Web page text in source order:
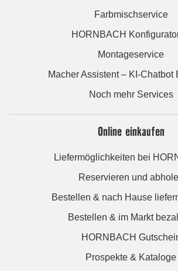
Farbmischservice
HORNBACH
Montageservice
Macher Assistent – KI-Chatbot
Noch mehr Services
Online einkaufen
Liefermöglichkeiten bei
Reservieren und
Bestellen & nach Hause
Bestellen & im Markt
HORNBACH
Prospekte & Kataloge